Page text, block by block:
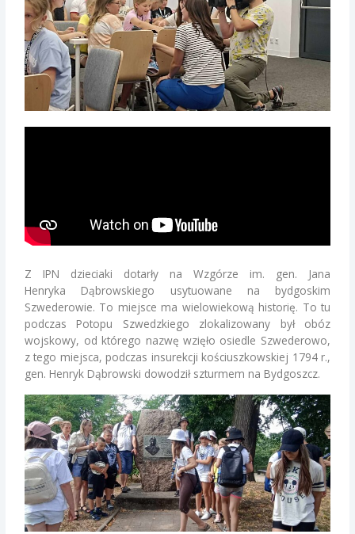
Z IPN dzieciaki dotarły na Wzgórze im. gen. Jana
Henryka Dąbrowskiego usytuowane na bydgoskim
Szwederowie. To miejsce ma wielowiekową historię. To tu
podczas Potopu Szwedzkiego zlokalizowany był obóz
wojskowy, od którego nazwę wzięło osiedle Szwederowo,
z tego miejsca, podczas insurekcji kościuszkowskiej 1794 r.,
gen. Henryk Dąbrowski dowodził szturmem na Bydgoszcz.